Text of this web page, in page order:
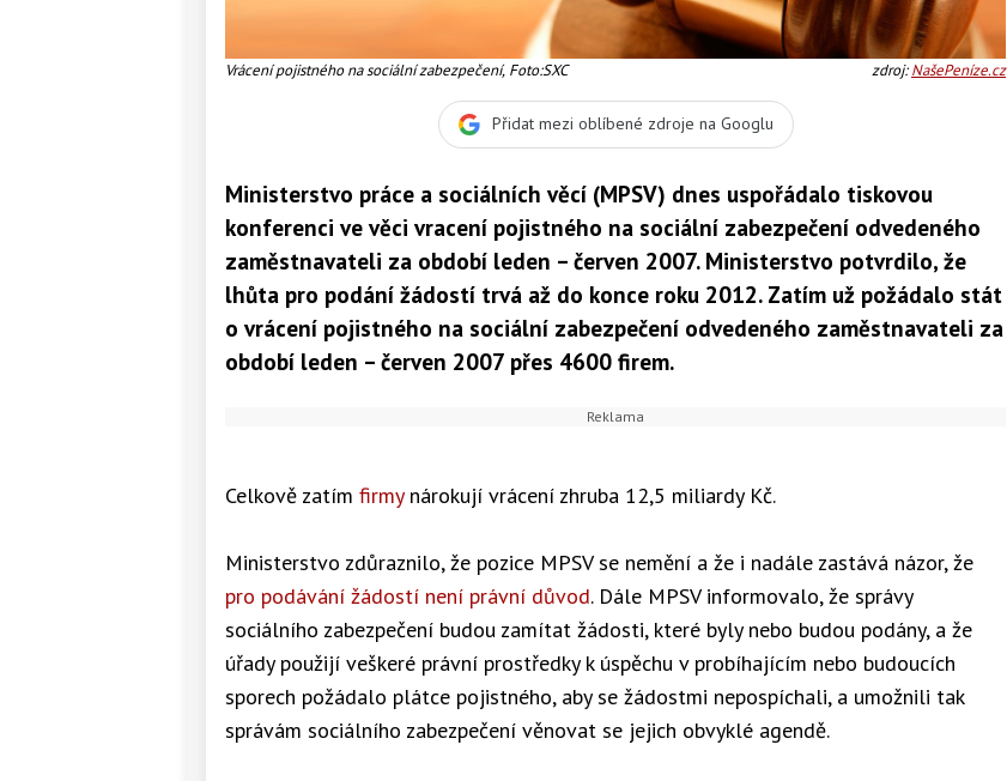
Vrácení pojistného na sociální zabezpečení, Foto:SXC zdroj:NašePeníze.cz
Přidat mezi oblíbené zdroje na Googlu
Ministerstvo práce a sociálních věcí (MPSV) dnes uspořádalo tiskovou
konferenci ve věci vracení pojistného na sociální zabezpečení odvedeného
zaměstnavateli za období leden – červen 2007. Ministerstvo potvrdilo, že
lhůta pro podání žádostí trvá až do konce roku 2012. Zatím už požádalo stát
o vrácení pojistného na sociální zabezpečení odvedeného zaměstnavateli za
období leden – červen 2007 přes 4600 firem.
Celkově zatím firmynárokují vrácení zhruba 12,5 miliardy Kč.
Ministerstvo zdůraznilo, že pozice MPSV se nemění a že i nadále zastává názor, že
pro podávání žádostí není právní důvod. Dále MPSV informovalo, že správy
sociálního zabezpečení budou zamítat žádosti, které byly nebo budou podány, a že
úřady použijí veškeré právní prostředky k úspěchu v probíhajícím nebo budoucích
sporech požádalo plátce pojistného, aby se žádostmi nepospíchali, a umožnili tak
správám sociálního zabezpečení věnovat se jejich obvyklé agendě.